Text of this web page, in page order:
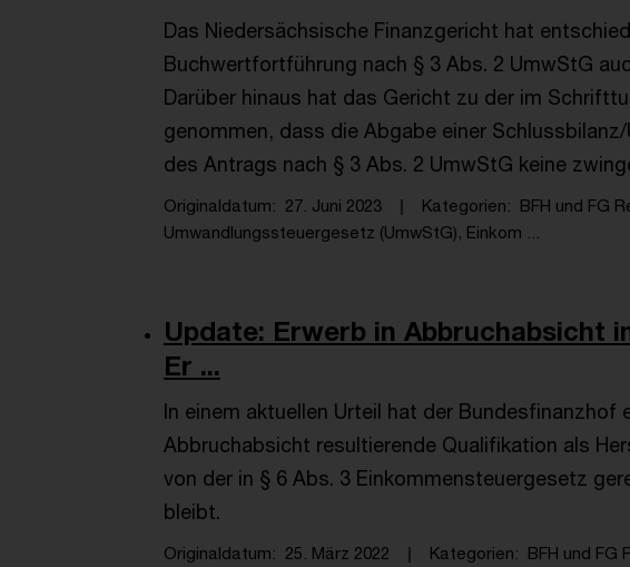
Das Niedersächsische Finanzgericht hat
Buchwertfortführung nach § 3 Abs. 2 UmwStG
Darüber hinaus hat das Gericht zu der im
genommen, dass die Abgabe einer
des Antrags nach § 3 Abs. 2 UmwStG keine
Originaldatum 27. Juni 2023 Kategorien BFH und FG
Umwandlungssteuergesetz (UmwStG), Einkom ...
Update: Erwerb in Abbruchabsicht
Er ...
In einem aktuellen Urteil hat der Bundesfinanzhof
Abbruchabsicht resultierende Qualifikation als
von der in § 6 Abs. 3 Einkommensteuergesetz
bleibt.
Originaldatum 25. März 2022 Kategorien BFH und FG